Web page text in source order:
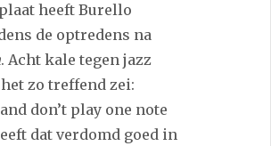
heeft Burello
de optredens na
. Acht kale tegen jazz
zo treffend zei:
don’t play one note
dat verdomd goed in